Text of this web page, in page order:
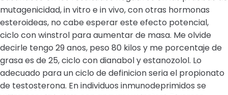
mutagenicidad, in vitro e in vivo, con otras hormonas
esteroideas, no cabe esperar este efecto potencial,
ciclo con winstrol para aumentar de masa. Me olvide
decirle tengo 29 anos, peso 80 kilos y me porcentaje de
grasa es de 25, ciclo con dianabol y estanozolol. Lo
adecuado para un ciclo de definicion seria el propionato
de testosterona. En individuos inmunodeprimidos se